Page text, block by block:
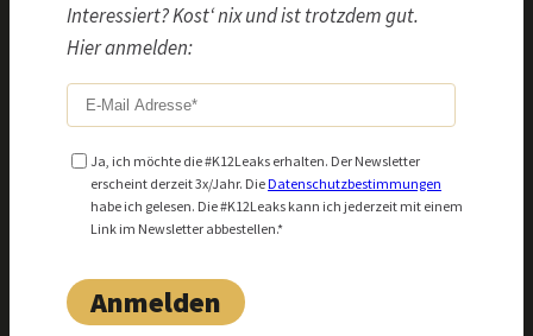
Interessiert? Kost‘ nix und ist trotzdem gut.
Hier anmelden:
Ja, ich möchte die #K12Leaks erhalten. Der Newsletter
erscheint derzeit 3x/Jahr. DieDatenschutzbestimmungen
habe ich gelesen. Die #K12Leaks kann ich jederzeit mit einem
Link im Newsletter abbestellen.*